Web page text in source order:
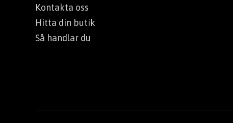
Kontakta oss
Hitta din butik
Så handlar du